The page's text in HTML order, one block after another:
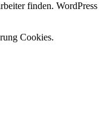
finden. WordPress
Cookies.